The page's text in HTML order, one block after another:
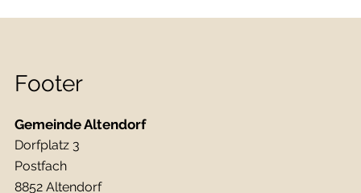
Footer
Gemeinde Altendorf
Dorfplatz 3
Postfach
8852 Altendorf